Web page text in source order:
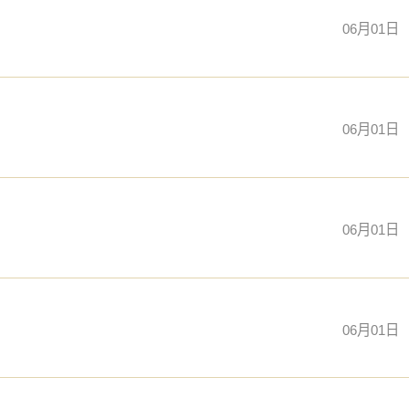
06月01日
06月01日
06月01日
06月01日